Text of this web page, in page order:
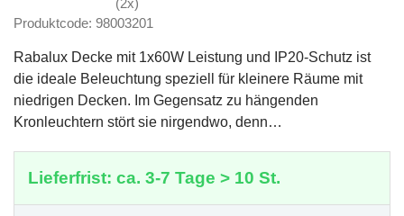
Produktcode: 98003201
Rabalux Decke mit 1x60W Leistung und IP20-Schutz ist
die ideale Beleuchtung speziell für kleinere Räume mit
niedrigen Decken. Im Gegensatz zu hängenden
Kronleuchtern stört sie nirgendwo, denn…
Lieferfrist: ca. 3-7 Tage > 10 St.